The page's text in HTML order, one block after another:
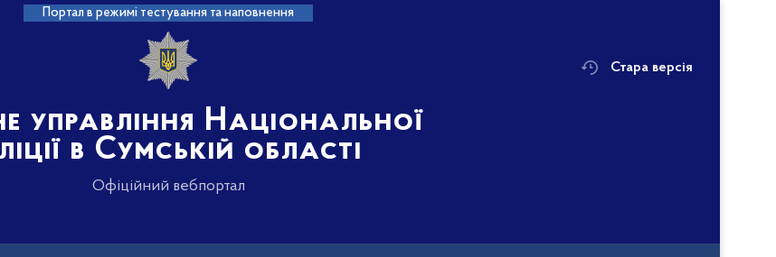
Портал в режимі тестування та наповнення
управління Національної
в Сумській області
Офіційний вебпортал
Стара версія